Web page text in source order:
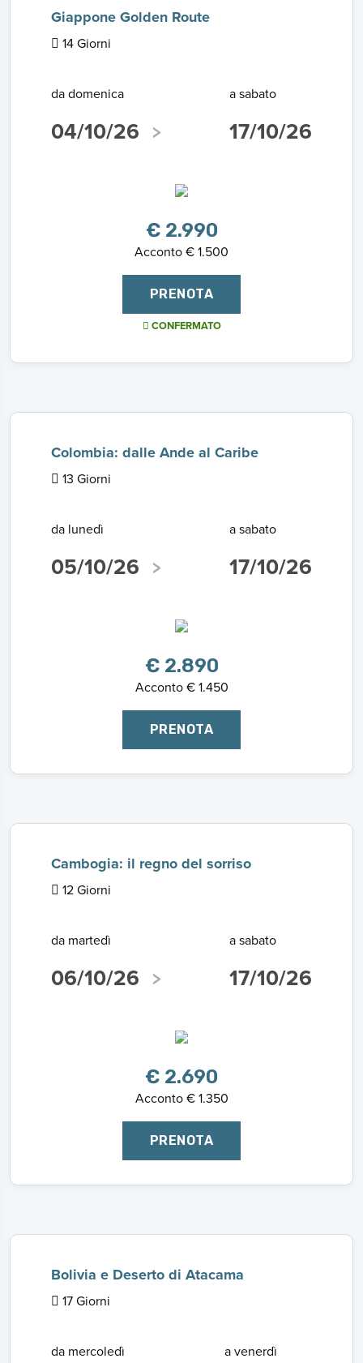
Giappone Golden Route
14 Giorni
da domenica
04/10/26
a sabato
17/10/26
€ 2.990
Acconto € 1.500
PRENOTA
CONFERMATO
Colombia: dalle Ande al Caribe
13 Giorni
da lunedì
05/10/26
a sabato
17/10/26
€ 2.890
Acconto € 1.450
PRENOTA
Cambogia: il regno del sorriso
12 Giorni
da martedì
06/10/26
a sabato
17/10/26
€ 2.690
Acconto € 1.350
PRENOTA
Bolivia e Deserto di Atacama
17 Giorni
da mercoledì a venerdì